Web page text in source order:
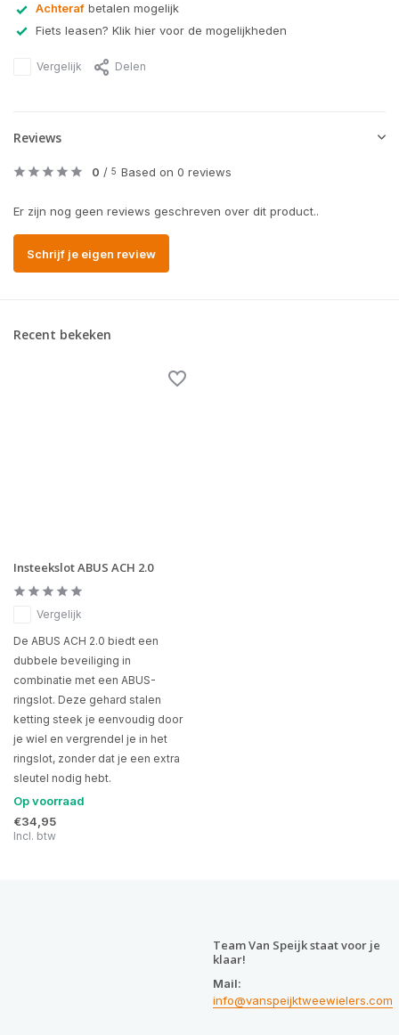
Achteraf betalen mogelijk
Fiets leasen? Klik hier voor de mogelijkheden
Vergelijk Delen
Reviews
0 / 5 Based on 0 reviews
Er zijn nog geen reviews geschreven over dit product..
Schrijf je eigen review
Recent bekeken
Insteekslot ABUS ACH 2.0
Vergelijk
De ABUS ACH 2.0 biedt een
dubbele beveiliging in
combinatie met een ABUS-
ringslot. Deze gehard stalen
ketting steek je eenvoudig door
je wiel en vergrendel je in het
ringslot, zonder dat je een extra
sleutel nodig hebt.
Op voorraad
€34,95
Incl. btw
Team Van Speijk staat voor je
klaar!
Mail:
info@vanspeijktweewielers.com